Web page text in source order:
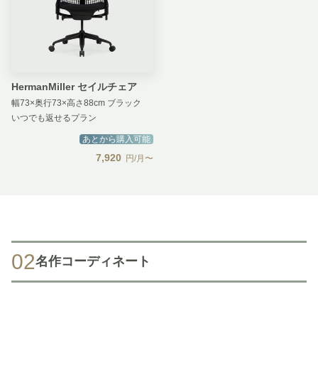
HermanMiller セイルチェア
幅73×奥行73×高さ88cm ブラック
いつでも返せるプラン
あとから購入可能
7,920 円/月〜
02名作コーディネート